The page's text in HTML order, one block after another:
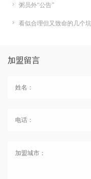
粥员外“公告”
看似合理但又致命的几个
加盟留言